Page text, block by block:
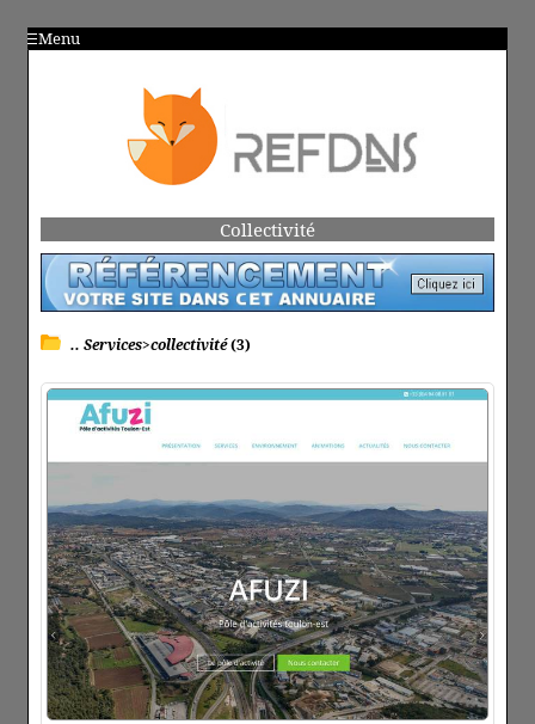
Menu
Collectivité
.. Services>collectivité(3)